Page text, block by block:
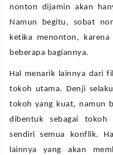
nonton dijamin akan
Namun begitu, sobat
ketika menonton,
beberapa bagiannya.
Hal menarik lainnya dari
tokoh utama. Denji
tokoh yang kuat, namun
dibentuk sebagai tokoh
sendiri semua konflik.
lainnya yang akan